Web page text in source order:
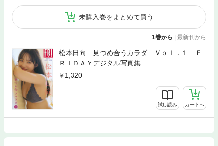
未購入巻をまとめて買う
1巻から 最新刊から
松本日向 見つめ合うカラダ Ｖｏｌ．１ Ｆ
ＲＩＤＡＹデジタル写真集
1,320
試し読み カートへ